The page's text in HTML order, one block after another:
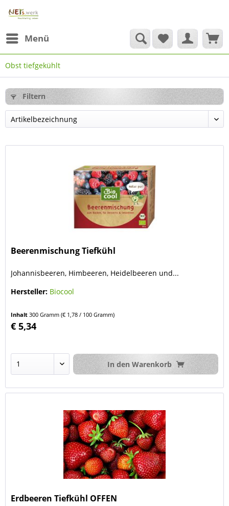
Menü
Obst tiefgekühlt
Filtern
Beerenmischung Tiefkühl
Johannisbeeren, Himbeeren, Heidelbeeren und...
Hersteller: Biocool
Inhalt300 Gramm(€ 1,78 / 100 Gramm)
€ 5,34
In den Warenkorb
Erdbeeren Tiefkühl OFFEN